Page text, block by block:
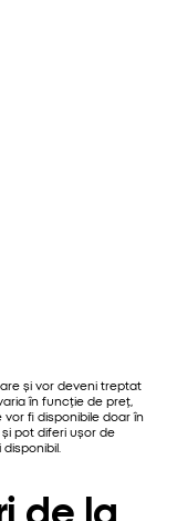
și vor deveni treptat
în funcție de preț,
fi disponibile doar în
pot diferi ușor de
de la